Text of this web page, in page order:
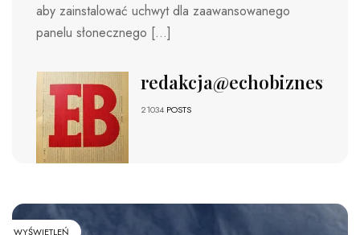
aby zainstalować uchwyt dla zaawansowanego
panelu słonecznego […]
redakcja@echobiznesu.pl
21034 POSTS
WYŚWIETLEŃ